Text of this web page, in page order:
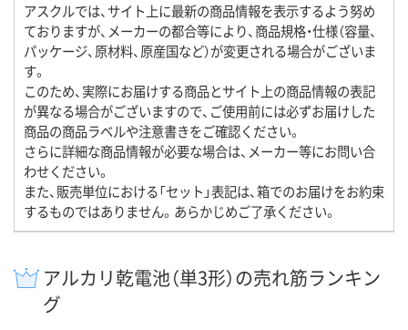
アスクルでは、サイト上に最新の商品情報を表示するよう努め
ておりますが、メーカーの都合等により、商品規格・仕様（容量、
パッケージ、原材料、原産国など）が変更される場合がございま
す。
このため、実際にお届けする商品とサイト上の商品情報の表記
が異なる場合がございますので、ご使用前には必ずお届けした
商品の商品ラベルや注意書きをご確認ください。
さらに詳細な商品情報が必要な場合は、メーカー等にお問い合
わせください。
また、販売単位における「セット」表記は、箱でのお届けをお約束
するものではありません。あらかじめご了承ください。
アルカリ乾電池（単3形）の売れ筋ランキン
グ